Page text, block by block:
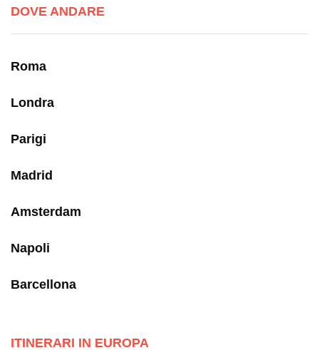
DOVE ANDARE
Roma
Londra
Parigi
Madrid
Amsterdam
Napoli
Barcellona
ITINERARI IN EUROPA